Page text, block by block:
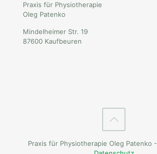
Praxis für Physiotherapie
Oleg Patenko
Mindelheimer Str. 19
87600 Kaufbeuren
Praxis für Physiotherapie Oleg Patenko -